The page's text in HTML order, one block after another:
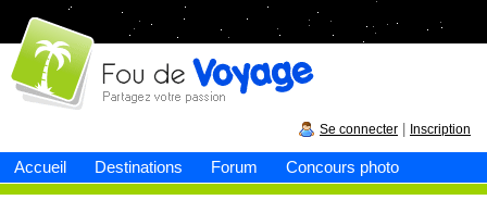
Accueil Destinations Forum Concours photo
Fou devoyage
Se connecter Inscription